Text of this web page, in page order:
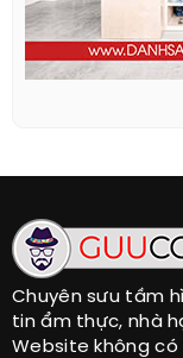
Chuyên sưu tầm
tin ẩm thực, nhà
Website không